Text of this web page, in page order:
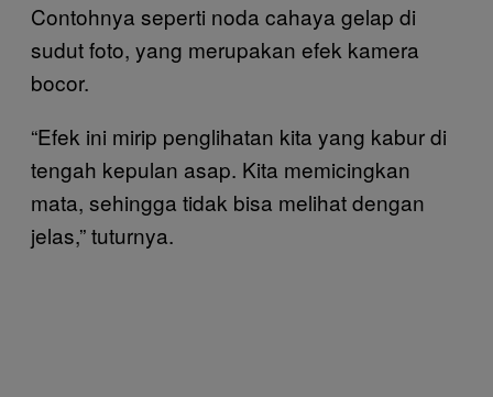
Contohnya seperti noda cahaya gelap di
sudut foto, yang merupakan efek kamera
bocor.
“Efek ini mirip penglihatan kita yang kabur di
tengah kepulan asap. Kita memicingkan
mata, sehingga tidak bisa melihat dengan
jelas,” tuturnya.